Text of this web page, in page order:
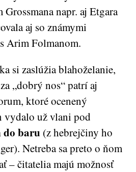
napr. aj Etgara
aj so známymi
Arim Folmanom.
si zaslúžia blahoželanie,
„dobrý nos“ patrí aj
ktoré ocenený
vydalo už vlani pod
do baru (z hebrejčiny ho
Netreba sa preto o ňom
– čitatelia majú možnosť